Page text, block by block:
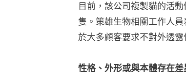
目前，該公司複製貓的活
隻。策雄生物相關工作人
於大多顧客要求不對外透
性格、外形或與本體存在差